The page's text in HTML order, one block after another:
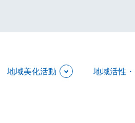
地域美化活動 地域活性